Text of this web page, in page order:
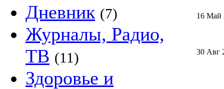
Дневник (7)
Журналы, Радио,
ТВ (11)
Здоровье и
16 Май
30 Авг